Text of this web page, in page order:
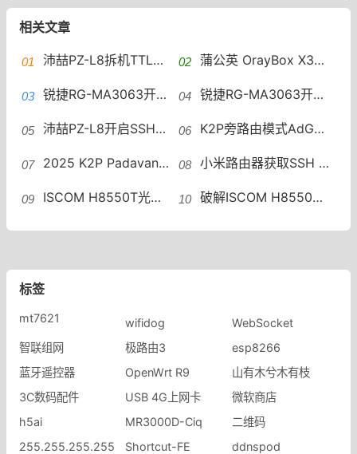
相关文章
沛喆PZ-L8拆机TTL走U-boot刷116MiB大分区沛喆PZ-L8Nwrt固件 蒲公英 OrayBox X3A 解锁ssh 安装OpenWRT VirtualHere实现USB共享
锐捷RG-MA3063开启SSH方法全版本开启SSH教程：工厂模式+开发者模式 锐捷RG-MA3063开启SSH并删除家宽优先业务插件、纳管插件和探针插件
沛喆PZ-L8开启SSH免拆机开启沛喆PZ-L8的SSH K2P旁路由模式AdGuardHome管理界面打不开？老毛子固件6种故障排除方案
2025 K2P Padavan固件推荐｜K2P AP优化+KVR+IPv6极简方案｜K2P专用｜无缝漫游指南 小米路由器获取SSH ROOT密码教程
ISCOM H8550T光猫获取超级密码ISCOM H8550T光猫超级管理员账号 破解ISCOM H8550T光猫电信光猫并获取ISCOM H8550T超级密码
标签
mt7621 wifidog
WebSocket
智联组网
极路由3
esp8266
蓝牙遥控器
OpenWrt R9
山有木兮木有枝
3C数码配件
USB 4G上网卡
微软商店
h5ai
MR3000D-Ciq
二维码
255.255.255.255
Shortcut-FE
ddnspod